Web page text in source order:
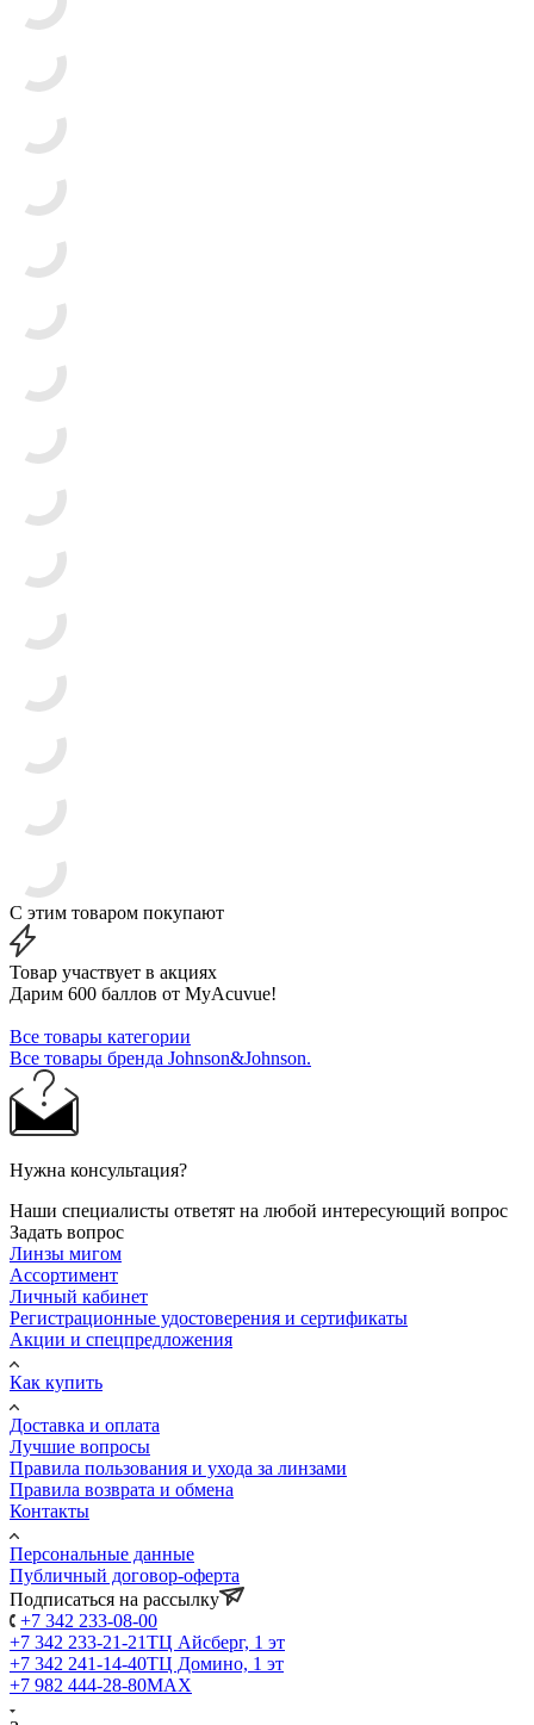
С этим товаром покупают
Товар участвует в акциях
Дарим 600 баллов от MyAcuvue!
Все товары категории
Все товары бренда Johnson&Johnson.
Нужна консультация?
Наши специалисты ответят на любой интересующий вопрос
Задать вопрос
Линзы мигом
Ассортимент
Личный кабинет
Регистрационные удостоверения и сертификаты
Акции и спецпредложения
Как купить
Доставка и оплата
Лучшие вопросы
Правила пользования и ухода за линзами
Правила возврата и обмена
Контакты
Персональные данные
Публичный договор-оферта
Подписаться на рассылку
+7 342 233-08-00
+7 342 233-21-21ТЦ Айсберг, 1 эт
+7 342 241-14-40ТЦ Домино, 1 эт
+7 982 444-28-80MAX